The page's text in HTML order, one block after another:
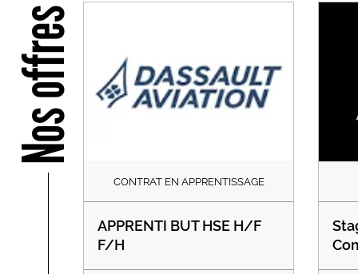
Nos offres
CONTRAT EN APPRENTISSAGE
APPRENTI BUT HSE H/F
F/H